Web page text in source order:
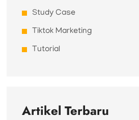
Study Case
Tiktok Marketing
Tutorial
Artikel Terbaru